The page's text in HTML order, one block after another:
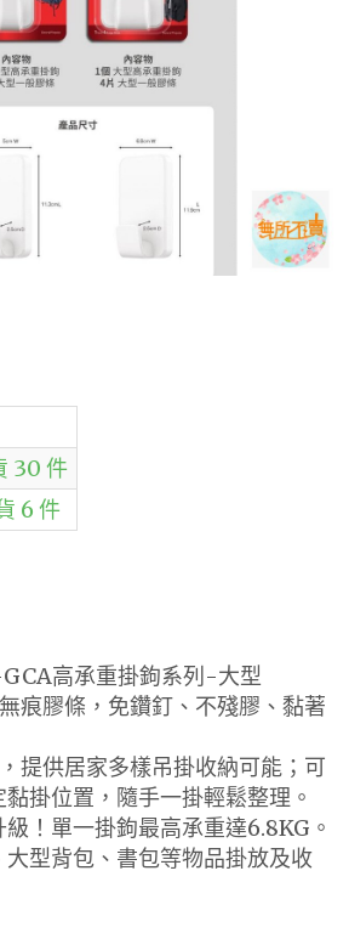
30 件
6 件
高承重掛鉤系列-大型
痕膠條，免鑽釘、不殘膠、黏著
提供居家多樣吊掛收納可能；可
掛位置，隨手一掛輕鬆整理。
！單一掛鉤最高承重達6.8KG。
型背包、書包等物品掛放及收